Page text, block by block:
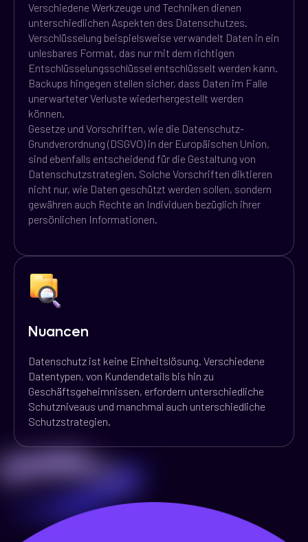
Nuancen
Datenschutz ist keine Einheitslösung. Verschiedene
Datentypen, von Kundendetails bis hin zu
Geschäftsgeheimnissen, erfordern unterschiedliche
Schutzniveaus und manchmal auch unterschiedliche
Schutzstrategien.
Verschiedene Werkzeuge und Techniken dienen
unterschiedlichen Aspekten des Datenschutzes.
Verschlüsselung beispielsweise verwandelt Daten in ein
unlesbares Format, das nur mit dem richtigen
Entschlüsselungsschlüssel entschlüsselt werden kann.
Backups hingegen stellen sicher, dass Daten im Falle
unerwarteter Verluste wiederhergestellt werden
können.
Gesetze und Vorschriften, wie die Datenschutz-
Grundverordnung (DSGVO) in der Europäischen Union,
sind ebenfalls entscheidend für die Gestaltung von
Datenschutzstrategien. Solche Vorschriften diktieren
nicht nur, wie Daten geschützt werden sollen, sondern
gewähren auch Rechte an Individuen bezüglich ihrer
persönlichen Informationen.